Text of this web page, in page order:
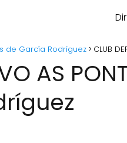
de García Rodríguez CLUB